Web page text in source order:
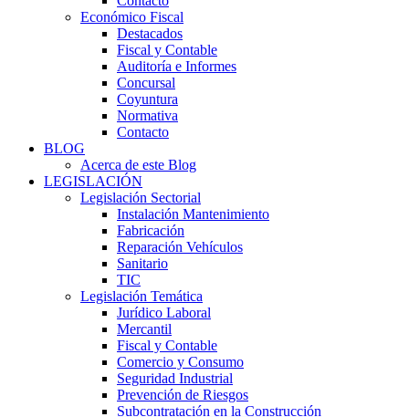
Económico Fiscal
Destacados
Fiscal y Contable
Auditoría e Informes
Concursal
Coyuntura
Normativa
Contacto
BLOG
Acerca de este Blog
LEGISLACIÓN
Legislación Sectorial
Instalación Mantenimiento
Fabricación
Reparación Vehículos
Sanitario
TIC
Legislación Temática
Jurídico Laboral
Mercantil
Fiscal y Contable
Comercio y Consumo
Seguridad Industrial
Prevención de Riesgos
Subcontratación en la Construcción